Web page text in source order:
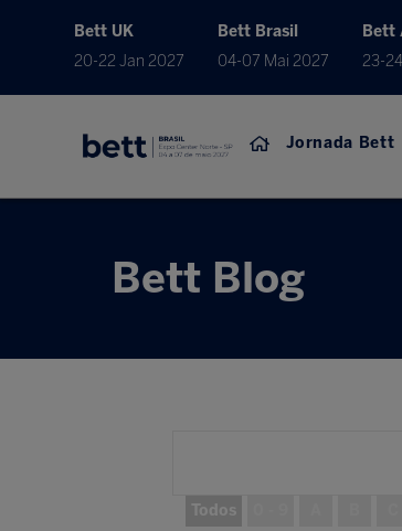
Bett UK
20-22 Jan 2027
Bett Brasil
04-07 Mai 2027
Bett
23-
Jornada Bett
Bett Blog
Todos